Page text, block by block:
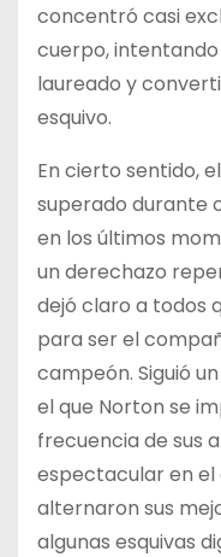
concentró casi
cuerpo,
laureado y
esquivo.
En cierto sentido,
superado durante
en los últimos
un derechazo
dejó claro a todos
para ser el
campeón. Siguió
el que Norton se
frecuencia de sus
espectacular en el
alternaron sus
algunas esquivas